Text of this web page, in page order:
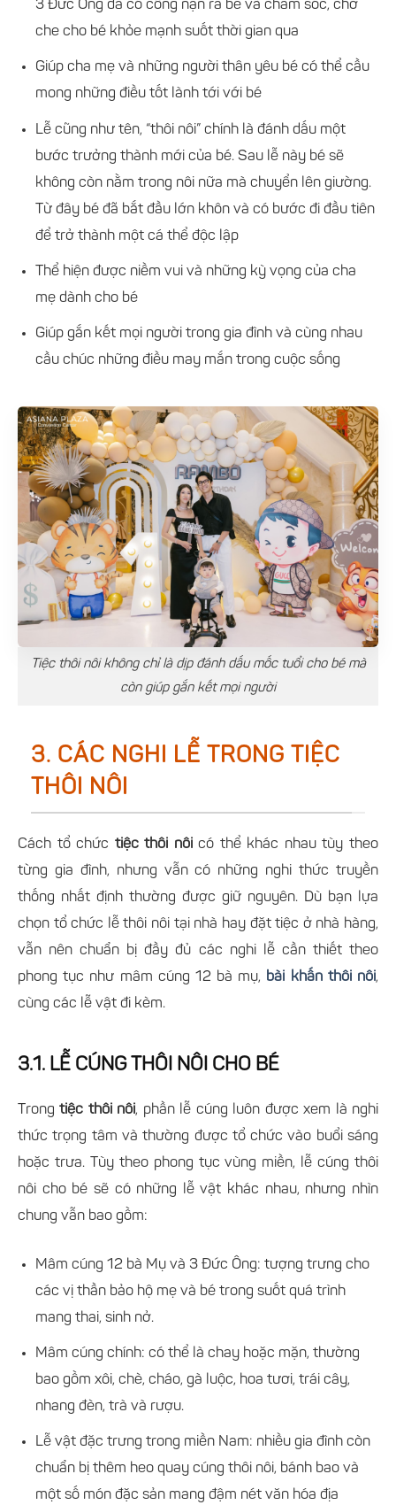
3 Đức Ông đã có công nặn ra bé và chăm sóc, chở
che cho bé khỏe mạnh suốt thời gian qua
Giúp cha mẹ và những người thân yêu bé có thể cầu
mong những điều tốt lành tới với bé
Lễ cũng như tên, “thôi nôi” chính là đánh dấu một
bước trưởng thành mới của bé. Sau lễ này bé sẽ
không còn nằm trong nôi nữa mà chuyển lên giường.
Từ đây bé đã bắt đầu lớn khôn và có bước đi đầu tiên
để trở thành một cá thể độc lập
Thể hiện được niềm vui và những kỳ vọng của cha
mẹ dành cho bé
Giúp gắn kết mọi người trong gia đình và cùng nhau
cầu chúc những điều may mắn trong cuộc sống
Tiệc thôi nôi không chỉ là dịp đánh dấu mốc tuổi cho bé mà
còn giúp gắn kết mọi người
3. CÁC NGHI LỄ TRONG TIỆC
THÔI NÔI
Cách tổ chức tiệc thôi nôicó thể khác nhau tùy theo
từng gia đình, nhưng vẫn có những nghi thức truyền
thống nhất định thường được giữ nguyên. Dù bạn lựa
chọn tổ chức lễ thôi nôi tại nhà hay đặt tiệc ở nhà hàng,
vẫn nên chuẩn bị đầy đủ các nghi lễ cần thiết theo
phong tục như mâm cúng 12 bà mụ, bài khấn thôi nôi,
cùng các lễ vật đi kèm.
3.1. LỄ CÚNG THÔI NÔI CHO BÉ
Trong tiệc thôi nôi, phần lễ cúng luôn được xem là nghi
thức trọng tâm và thường được tổ chức vào buổi sáng
hoặc trưa. Tùy theo phong tục vùng miền, lễ cúng thôi
nôi cho bé sẽ có những lễ vật khác nhau, nhưng nhìn
chung vẫn bao gồm:
Mâm cúng 12 bà Mụ và 3 Đức Ông: tượng trưng cho
các vị thần bảo hộ mẹ và bé trong suốt quá trình
mang thai, sinh nở.
Mâm cúng chính: có thể là chay hoặc mặn, thường
bao gồm xôi, chè, cháo, gà luộc, hoa tươi, trái cây,
nhang đèn, trà và rượu.
Lễ vật đặc trưng trong miền Nam: nhiều gia đình còn
chuẩn bị thêm heo quay cúng thôi nôi, bánh bao và
một số món đặc sản mang đậm nét văn hóa địa